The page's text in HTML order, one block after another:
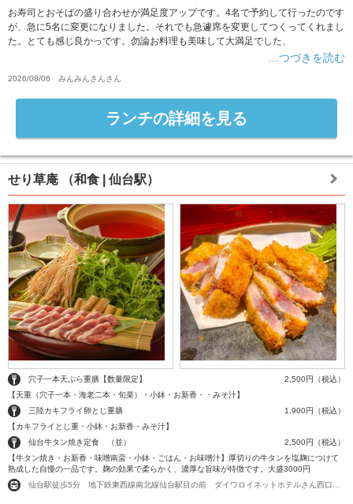
お寿司とおそばの盛り合わせが満足度アップです。4名で予約して行ったのです
が、急に5名に変更になりました。それでも急遽席を変更してつくってくれまし
た。とても感じ良かっです。勿論お料理も美味して大満足でした、
…つづきを読む
2026/08/06 みんみんさん さん
ランチの詳細を見る
せり草庵 （和食 | 仙台駅）
穴子一本天ぷら重膳【数量限定】
2,500円（税込）
【天重（穴子一本・海老二本・旬菜）・小鉢・お新香・・みそ汁】
三陸カキフライ卵とじ重膳
1,900円（税込）
【カキフライとじ重・小鉢・お新香・みそ汁】
仙台牛タン焼き定食 （並）
2,500円（税込）
【牛タン焼き・お新香・味噌南蛮・小鉢・ごはん・お味噌汁】厚切りの牛タンを塩麹につけて
熟成した自慢の一品です。麹の効果で柔らかく、濃厚な旨味が特徴です。大盛3000円